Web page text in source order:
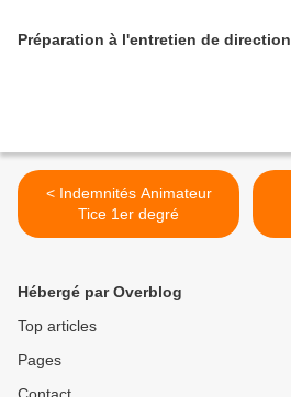
Préparation à l'entretien de direction
< Indemnités Animateur
Tice 1er degré
Hébergé par Overblog
Top articles
Pages